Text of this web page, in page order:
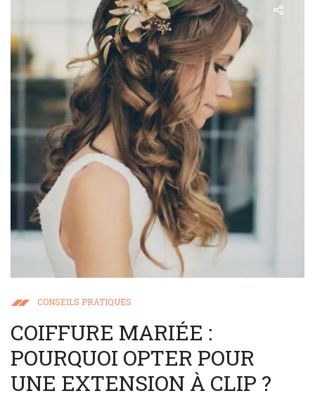
CONSEILS PRATIQUES
COIFFURE MARIÉE :
POURQUOI OPTER POUR
UNE EXTENSION À CLIP ?